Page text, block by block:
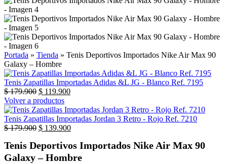
Portada » Tienda » Tenis Deportivos Importados Nike Air Max 90
Galaxy – Hombre
Tenis Zapatillas Importadas Adidas &L JG - Blanco Ref. 7195
$179.900 $ 119.900
Volver a productos
Tenis Zapatillas Importadas Jordan 3 Retro - Rojo Ref. 7210
$179.900 $ 139.900
Tenis Deportivos Importados Nike Air Max 90
Galaxy – Hombre